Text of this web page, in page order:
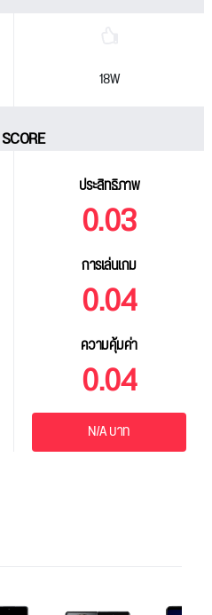
18W
ประสิทธิภาพ
0.03
การเล่นเกม
0.04
ความคุ้มค่า
0.04
N/A บาท